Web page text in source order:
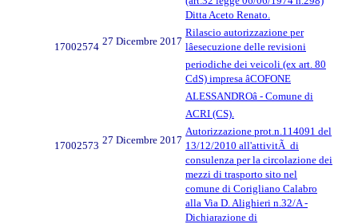
Ditta Aceto Renato.
17002574 27 Dicembre 2017
Rilascio autorizzazione per
lâesecuzione delle revisioni
periodiche dei veicoli (ex art. 80
CdS) impresa âCOFONE
ALESSANDROâ - Comune di
ACRI (CS).
17002573 27 Dicembre 2017
Autorizzazione prot.n.114091 del
13/12/2010 all'attivitÃ di
consulenza per la circolazione dei
mezzi di trasporto sito nel
comune di Corigliano Calabro
alla Via D. Alighieri n.32/A -
Dichiarazione di